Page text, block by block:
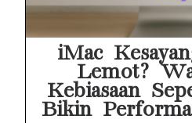
iMac
Lemot?
Kebiasaan
Bikin